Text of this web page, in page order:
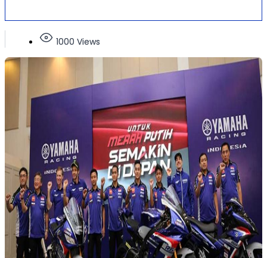
1000 Views